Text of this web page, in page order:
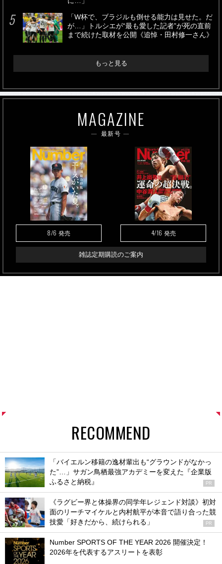
「W杯で、ブラジルも倒せる能力は見せた。だ
が…」トルシエが“最も愛した記者”が死の直前
まで続けた取材を公開《追悼・田村修一さん》
もっと見る
MAGAZINE
最新号
8/6 発売 4/16 発売
雑誌定期購読のご案内
RECOMMEND
「バイエルン移籍の逸材輩出も“グラウンドがなかっ
た”…」サガン鳥栖最強アカデミーを変えた『企業版
ふるさと納税』
PR
《ラグビー界と体操界の同学年レジェンド対談》初対
面のリーチマイケルと内村航平が本音で語り合った競
技愛「好きだから、続けられる」
PR
Number SPORTS OF THE YEAR 2026 開催決定！
2026年を代表するアスリートを表彰